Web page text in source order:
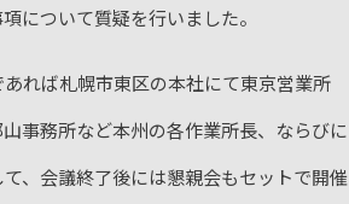
について質疑を行いました。
れば札幌市東区の本社にて東京営業所
事務所など本州の各作業所長、ならびに
、会議終了後には懇親会もセットで開催